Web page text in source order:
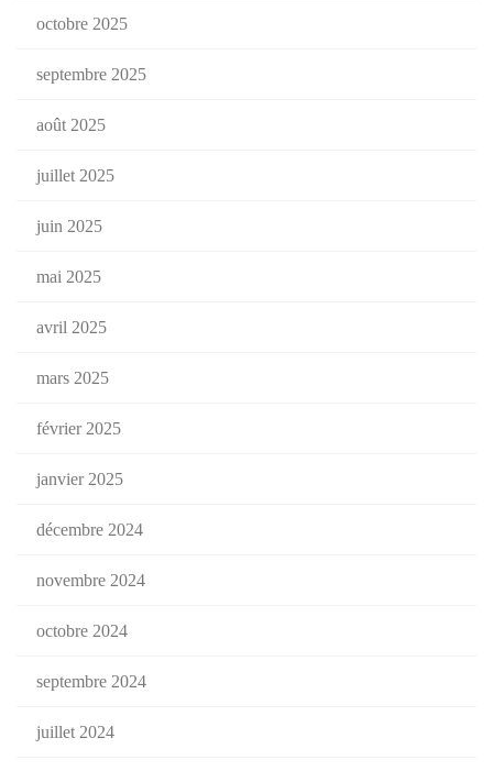
octobre 2025
septembre 2025
août 2025
juillet 2025
juin 2025
mai 2025
avril 2025
mars 2025
février 2025
janvier 2025
décembre 2024
novembre 2024
octobre 2024
septembre 2024
juillet 2024